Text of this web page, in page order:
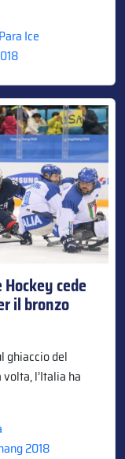
Para Ice
cede
il bronzo
ghiaccio del
l’Italia ha
2018